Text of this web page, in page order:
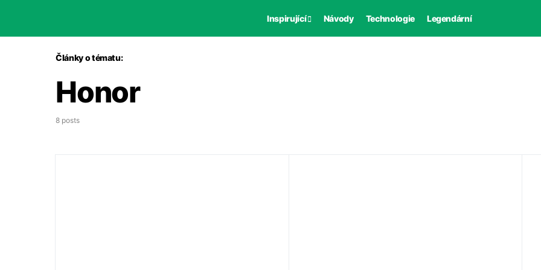
Inspirující Návody Technologie Legendární
Články o tématu:
Honor
8 posts